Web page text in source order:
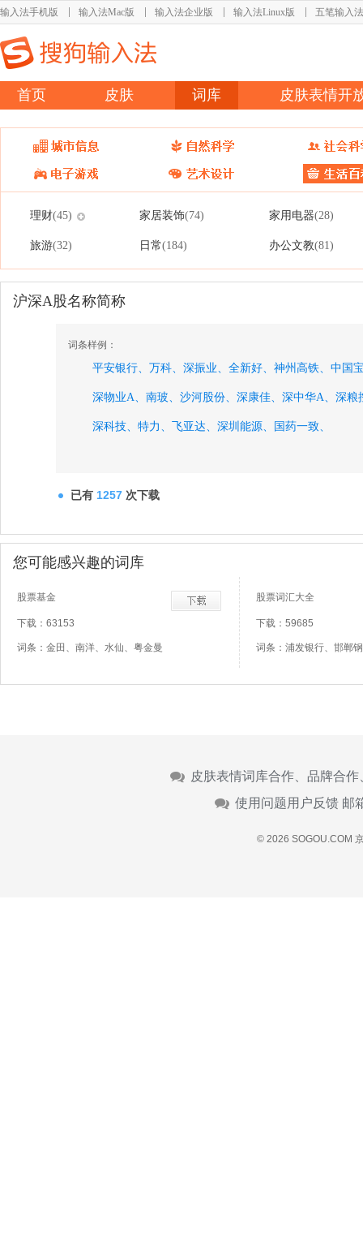
输入法手机版 输入法Mac版 输入法企业版 输入法Linux版 五笔输入法
首页 皮肤 词库 皮肤表情开
理财(45) 家居装饰(74) 家用电器(28)
旅游(32) 日常(184) 办公文教(81)
沪深A股名称简称
词条样例：
平安银行、 万科、 深振业、 全新好、 神州高铁、 中国
深物业A、 南玻、 沙河股份、 深康佳、 深中华A、 深粮
深科技、 特力、 飞亚达、 深圳能源、 国药一致、
已有 1257 次下载
您可能感兴趣的词库
股票基金
下载：63153
词条：金田、南洋、水仙、粤金曼
股票词汇大全
下载：59685
词条：浦发银行、邯郸
皮肤表情词库合作、品牌合
使用问题用户反馈 邮
© 2026 SOGOU.COM